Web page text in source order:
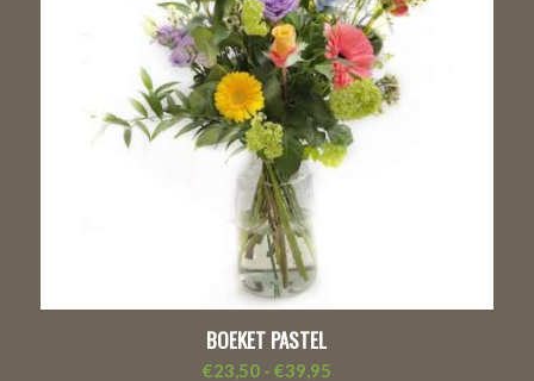
BOEKET PASTEL
€23,50 - €39,95Prijsklasse: